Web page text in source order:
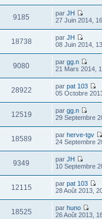
9185 parJH
27 Juin 2014,
18738 parJH
08 Juin 2014,
9080 pargg.n
21 Mars 2014,
28922 parpat 103
05 Octobre
12519 pargg.n
29 Septembre
18589 parherve-tgv
24 Septembre
9349 parJH
10 Septembre
12115 parpat 103
28 Août 2013,
18525 parhuno
26 Août 2013,